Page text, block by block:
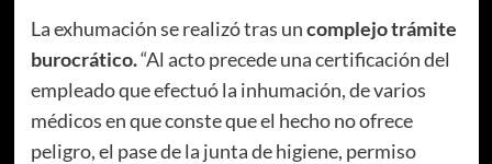
La exhumación se realizó tras uncomplejo trámite
burocrático.“Al acto precede una certificación del
empleado que efectuó la inhumación, de varios
médicos en que conste que el hecho no ofrece
peligro, el pase de la junta de higiene, permiso